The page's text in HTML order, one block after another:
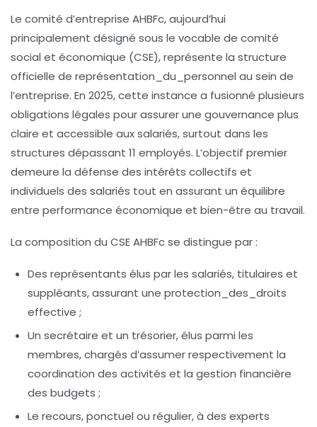
Le comité d’entreprise AHBFc, aujourd’hui
principalement désigné sous le vocable de comité
social et économique (CSE), représente la structure
officielle de représentation_du_personnel au sein de
l’entreprise. En 2025, cette instance a fusionné plusieurs
obligations légales pour assurer une gouvernance plus
claire et accessible aux salariés, surtout dans les
structures dépassant 11 employés. L’objectif premier
demeure la défense des intérêts collectifs et
individuels des salariés tout en assurant un équilibre
entre performance économique et bien-être au travail.
La composition du CSE AHBFc se distingue par :
Des représentants élus par les salariés, titulaires et
suppléants, assurant une protection_des_droits
effective ;
Un secrétaire et un trésorier, élus parmi les
membres, chargés d’assumer respectivement la
coordination des activités et la gestion financière
des budgets ;
Le recours, ponctuel ou régulier, à des experts